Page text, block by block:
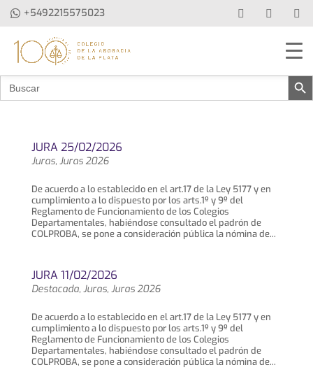
+5492215575023
Buscar: Botón de
JURA 25/02/2026
Juras, Juras 2026
De acuerdo a lo establecido en el art.17 de la Ley 5177 y en
cumplimiento a lo dispuesto por los arts.1º y 9º del
Reglamento de Funcionamiento de los Colegios
Departamentales, habiéndose consultado el padrón de
COLPROBA, se pone a consideración pública la nómina de...
JURA 11/02/2026
Destacada, Juras, Juras 2026
De acuerdo a lo establecido en el art.17 de la Ley 5177 y en
cumplimiento a lo dispuesto por los arts.1º y 9º del
Reglamento de Funcionamiento de los Colegios
Departamentales, habiéndose consultado el padrón de
COLPROBA, se pone a consideración pública la nómina de...